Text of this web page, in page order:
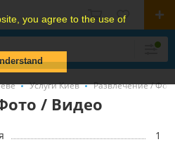
you agree to the use of
Услуги Киев Развлечение /
/ Видео
1